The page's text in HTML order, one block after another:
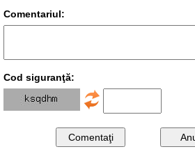
Comentariul:
Cod siguranţă: